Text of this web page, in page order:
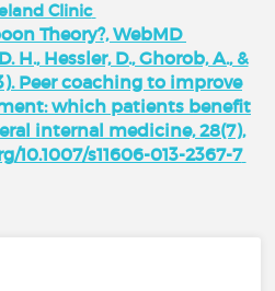
Clinic
Theory?, WebMD
H., Hessler, D., Ghorob, A., &
Peer coaching to improve
which patients benefit
internal medicine, 28(7),
10.1007/s11606-013-2367-7